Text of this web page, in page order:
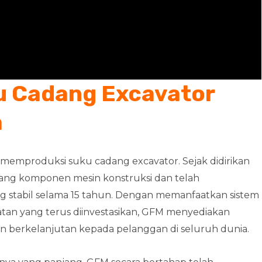
Cadang Excavator
suku cadang excavator. Sejak didirikan
komponen mesin konstruksi dan telah
selama 15 tahun. Dengan memanfaatkan sistem
yang terus diinvestasikan, GFM menyediakan
berkelanjutan kepada pelanggan di seluruh dunia.